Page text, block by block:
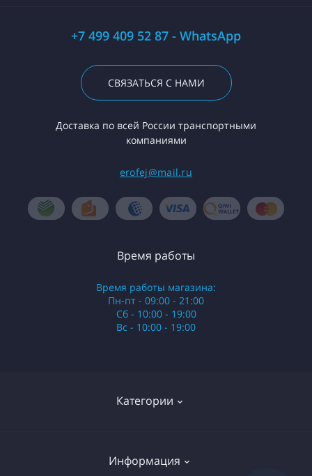
+7 499 409 52 87 - WhatsApp
СВЯЗАТЬСЯ С НАМИ
Доставка по всей России транспортными
компаниями
erofej@mail.ru
Категории
Информация
Время работы
Время работы магазина:
Пн-пт - 09:00 - 21:00
Сб - 10:00 - 19:00
Вс - 10:00 - 19:00